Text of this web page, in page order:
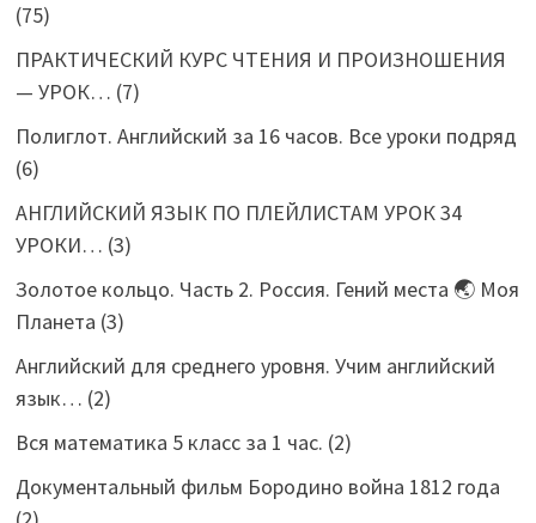
(75)
ПРАКТИЧЕСКИЙ КУРС ЧТЕНИЯ И ПРОИЗНОШЕНИЯ
— УРОК… (7)
Полиглот. Английский за 16 часов. Все уроки подряд
(6)
АНГЛИЙСКИЙ ЯЗЫК ПО ПЛЕЙЛИСТАМ УРОК 34
УРОКИ… (3)
Золотое кольцо. Часть 2. Россия. Гений места 🌏 Моя
Планета (3)
Английский для среднего уровня. Учим английский
язык… (2)
Вся математика 5 класс за 1 час. (2)
Документальный фильм Бородино война 1812 года